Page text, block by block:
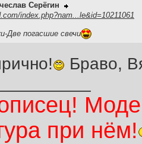
Серёгин
index.php?nam...le&id=10211061
Две погасшие свечи
Браво,
при нём!